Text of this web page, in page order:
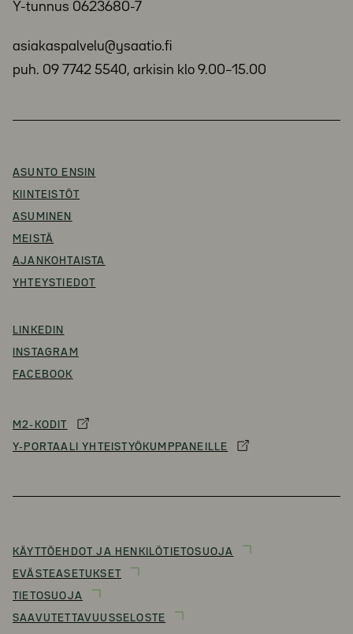
Y-tunnus 0623680-7
asiakaspalvelu@ysaatio.fi
puh. 09 7742 5540, arkisin klo 9.00–15.00
ASUNTO ENSIN
KIINTEISTÖT
ASUMINEN
MEISTÄ
AJANKOHTAISTA
YHTEYSTIEDOT
LINKEDIN
INSTAGRAM
FACEBOOK
M2-KODIT
Y-PORTAALI YHTEISTYÖKUMPPANEILLE
KÄYTTÖEHDOT JA HENKILÖTIETOSUOJA
EVÄSTEASETUKSET
TIETOSUOJA
SAAVUTETTAVUUSSELOSTE